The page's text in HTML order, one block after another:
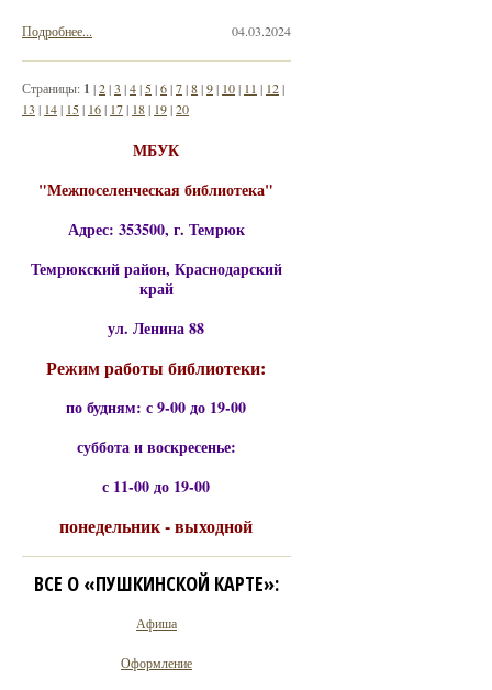
04.03.2024
Подробнее...
Страницы: 1 |2|3 |4| 5|6|7|8|9| 10| 11 | 12|
13 | 14| 15| 16| 17| 18| 19|20
МБУК
"Межпоселенческая библиотека"
Адрес: 353500, г. Темрюк
Темрюкский район, Краснодарский
край
ул. Ленина 88
Режим работы библиотеки:
по будням: с 9-00 до 19-00
суббота и воскресенье:
с 11-00 до 19-00
понедельник - выходной
ВСЕ О «ПУШКИНСКОЙ КАРТЕ»:
Афиша
Оформление